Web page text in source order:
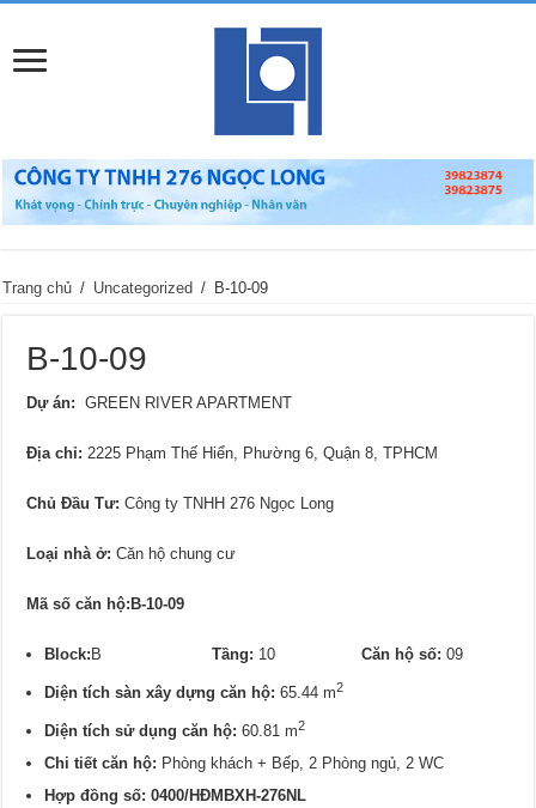
Trang chủ / Uncategorized / B-10-09
B-10-09
Dự án: GREEN RIVER APARTMENT
Địa chỉ: 2225 Phạm Thế Hiển, Phường 6, Quận 8, TPHCM
Chủ Đầu Tư: Công ty TNHH 276 Ngọc Long
Loại nhà ở: Căn hộ chung cư
Mã số căn hộ:B-10-09
Block:BTầng: 10Căn hộ số: 09
Diện tích sàn xây dựng căn hộ:65.44 m2
Diện tích sử dụng căn hộ: 60.81 m2
Chi tiết căn hộ: Phòng khách + Bếp, 2 Phòng ngủ, 2 WC
Hợp đồng số: 0400/HĐMBXH-276NL